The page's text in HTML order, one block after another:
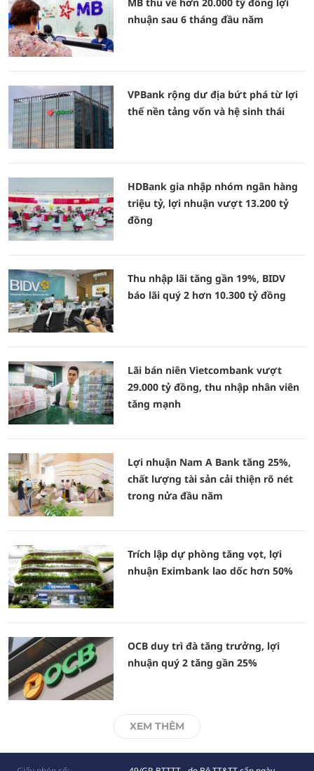
nhuận sau 6 tháng đầu năm
VPBank rộng dư địa bứt phá từ lợi
thế nền tảng vốn và hệ sinh thái
HDBank gia nhập nhóm ngân hàng
triệu tỷ, lợi nhuận vượt 13.200 tỷ
đồng
Thu nhập lãi tăng gần 19%, BIDV
báo lãi quý 2 hơn 10.300 tỷ đồng
Lãi bán niên Vietcombank vượt
29.000 tỷ đồng, thu nhập nhân viên
tăng mạnh
Lợi nhuận Nam A Bank tăng 25%,
chất lượng tài sản cải thiện rõ nét
trong nửa đầu năm
Trích lập dự phòng tăng vọt, lợi
nhuận Eximbank lao dốc hơn 50%
OCB duy trì đà tăng trưởng, lợi
nhuận quý 2 tăng gần 25%
XEM THÊM